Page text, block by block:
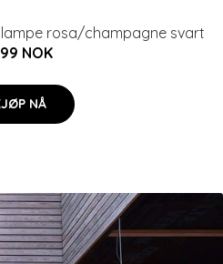
rosa/champagne svart
NOK
NÅ